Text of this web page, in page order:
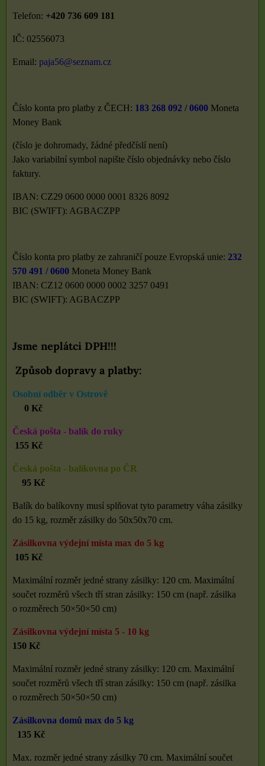
Telefon: +420 736 609 181
IČ: 02556073
Email: paja56@seznam.cz
Číslo konta pro platby z ČECH: 183 268 092 / 0600 Moneta
Money Bank
(číslo je dohromady, žádné předčíslí není)
Jako variabilní symbol napište číslo objednávky nebo číslo
faktury.
IBAN: CZ29 0600 0000 0001 8326 8092
BIC (SWIFT): AGBACZPP
Číslo konta pro platby ze zahraničí pouze Evropská unie: 232
570 491 / 0600 Moneta Money Bank
IBAN: CZ12 0600 0000 0002 3257 0491
BIC (SWIFT): AGBACZPP
Jsme neplátci DPH!!!
Způsob dopravy a platby:
Osobní odběr v Ostrově
0 Kč
Česká pošta - balík do ruky
155 Kč
Česká pošta - balíkovna po ČR
95 Kč
Balík do balíkovny musí splňovat tyto parametry váha zásilky
do 15 kg, rozměr zásilky do 50x50x70 cm.
Zásilkovna výdejní místa max do 5 kg
105 Kč
Maximální rozměr jedné strany zásilky: 120 cm. Maximální
součet rozměrů všech tří stran zásilky: 150 cm (např. zásilka
o rozměrech 50×50×50 cm)
Zásilkovna výdejní místa 5 - 10 kg
150 Kč
Maximální rozměr jedné strany zásilky: 120 cm. Maximální
součet rozměrů všech tří stran zásilky: 150 cm (např. zásilka
o rozměrech 50×50×50 cm)
Zásilkovna domů max do 5 kg
135 Kč
Max. rozměr jedné strany zásilky 70 cm. Maximální součet